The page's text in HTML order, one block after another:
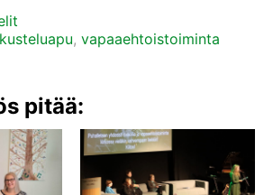
, vapaaehtoistoiminta
pitää: